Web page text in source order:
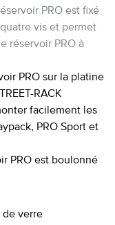
PRO est fixé
vis et permet
réservoir PRO à
PRO sur la platine
RACK
facilement les
PRO Sport et
PRO est boulonné
de verre